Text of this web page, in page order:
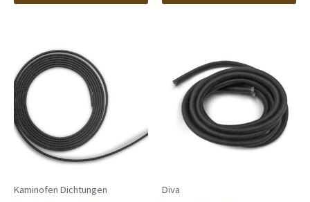
Kaminofen Dichtungen Diva